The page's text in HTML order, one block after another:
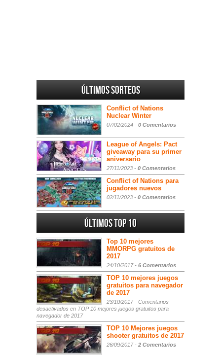
Últimos sorteos
Conflict of Nations
Nuclear Winter
07/02/2024 - 0 Comentarios
League of Angels: Pact
giveaway para su primer
aniversario
27/11/2023 - 0 Comentarios
Conflict of Nations para
jugadores nuevos
02/11/2023 - 0 Comentarios
Últimos Top 10
Top 10 mejores
MMORPG gratuitos de
2017
24/10/2017 - 6 Comentarios
TOP 10 mejores juegos
gratuitos para navegador
de 2017
23/10/2017 - Comentarios
desactivados en TOP 10 mejores juegos gratuitos para
navegador de 2017
TOP 10 Mejores juegos
shooter gratuitos de 2017
26/09/2017 - 2 Comentarios